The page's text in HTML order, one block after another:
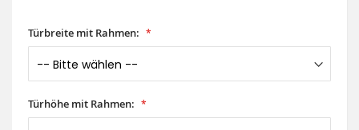
Türbreite mit Rahmen:
Türhöhe mit Rahmen: